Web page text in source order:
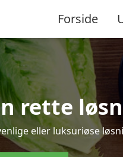
Forside
rette
eller luksuriøse